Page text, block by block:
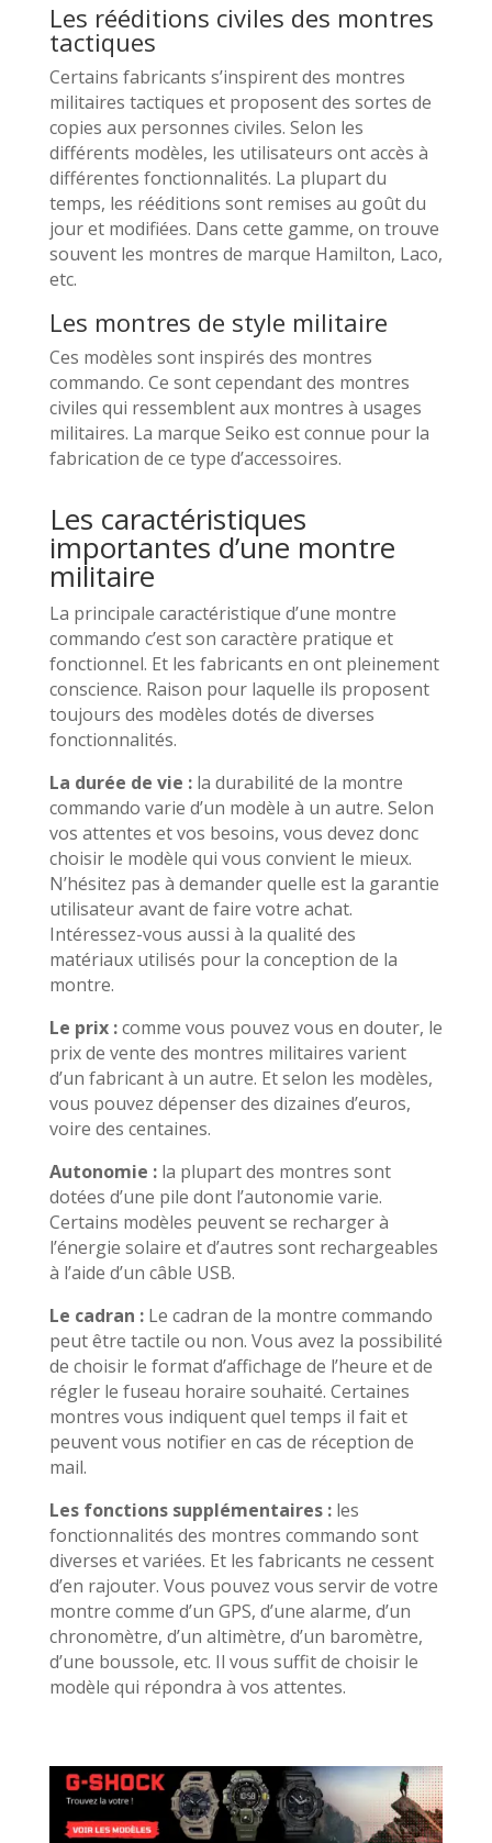
Les rééditions civiles des montres
tactiques
Certains fabricants s’inspirent des montres
militaires tactiques et proposent des sortes de
copies aux personnes civiles. Selon les
différents modèles, les utilisateurs ont accès à
différentes fonctionnalités. La plupart du
temps, les rééditions sont remises au goût du
jour et modifiées. Dans cette gamme, on trouve
souvent les montres de marque Hamilton, Laco,
etc.
Les montres de style militaire
Ces modèles sont inspirés des montres
commando. Ce sont cependant des montres
civiles qui ressemblent aux montres à usages
militaires. La marque Seiko est connue pour la
fabrication de ce type d’accessoires.
Les caractéristiques
importantes d’une montre
militaire
La principale caractéristique d’une montre
commando c’est son caractère pratique et
fonctionnel. Et les fabricants en ont pleinement
conscience. Raison pour laquelle ils proposent
toujours des modèles dotés de diverses
fonctionnalités.
La durée de vie : la durabilité de la montre
commando varie d’un modèle à un autre. Selon
vos attentes et vos besoins, vous devez donc
choisir le modèle qui vous convient le mieux.
N’hésitez pas à demander quelle est la garantie
utilisateur avant de faire votre achat.
Intéressez-vous aussi à la qualité des
matériaux utilisés pour la conception de la
montre.
Le prix :comme vous pouvez vous en douter, le
prix de vente des montres militaires varient
d’un fabricant à un autre. Et selon les modèles,
vous pouvez dépenser des dizaines d’euros,
voire des centaines.
Autonomie : la plupart des montres sont
dotées d’une pile dont l’autonomie varie.
Certains modèles peuvent se recharger à
l’énergie solaire et d’autres sont rechargeables
à l’aide d’un câble USB.
Le cadran : Le cadran de la montre commando
peut être tactile ou non. Vous avez la possibilité
de choisir le format d’affichage de l’heure et de
régler le fuseau horaire souhaité. Certaines
montres vous indiquent quel temps il fait et
peuvent vous notifier en cas de réception de
mail.
Les fonctions supplémentaires : les
fonctionnalités des montres commando sont
diverses et variées. Et les fabricants ne cessent
d’en rajouter. Vous pouvez vous servir de votre
montre comme d’un GPS, d’une alarme, d’un
chronomètre, d’un altimètre, d’un baromètre,
d’une boussole, etc. Il vous suffit de choisir le
modèle qui répondra à vos attentes.